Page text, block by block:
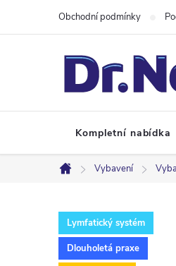
Obchodní podmínky
Kompletní nabídka
Domů
Vybavení
Lymfatický systém
Dlouholetá praxe